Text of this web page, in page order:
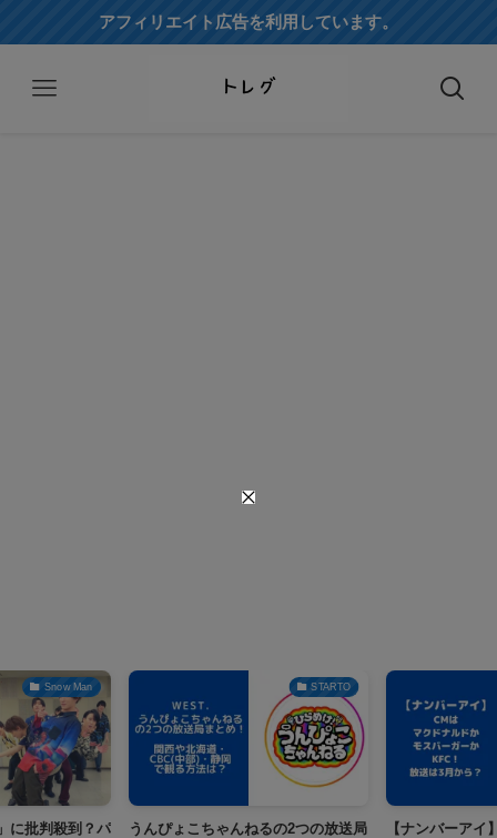
アフィリエイト広告を利用しています。
Snow Man
に批判殺到？パ
STARTO
うんぴょこちゃんねるの2つの放送局
【ナンバーアイ